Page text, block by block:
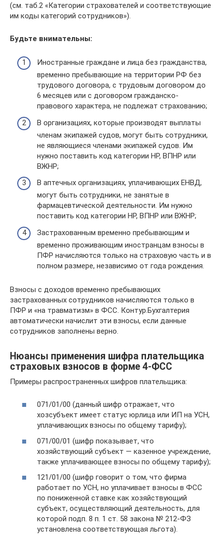
(см. таб.2 «Категории страхователей и соответствующие
им коды категорий сотрудников»).
Будьте внимательны:
Иностранные граждане и лица без гражданства,
временно пребывающие на территории РФ без
трудового договора, с трудовым договором до
6 месяцев или с договором гражданско-
правового характера, не подлежат страхованию;
В организациях, которые производят выплаты
членам экипажей судов, могут быть сотрудники,
не являющиеся членами экипажей судов. Им
нужно поставить код категории НР, ВПНР или
ВЖНР;
В аптечных организациях, уплачивающих ЕНВД,
могут быть сотрудники, не занятые в
фармацевтической деятельности. Им нужно
поставить код категории НР, ВПНР или ВЖНР;
Застрахованным временно пребывающим и
временно проживающим иностранцам взносы в
ПФР начисляются только на страховую часть и в
полном размере, независимо от года рождения.
Взносы с доходов временно пребывающих
застрахованных сотрудников начисляются только в
ПФР и «на травматизм» в ФСС. Контур.Бухгалтерия
автоматически начислит эти взносы, если данные
сотрудников заполнены верно.
Нюансы применения шифра плательщика
страховых взносов в форме 4-ФСС
Примеры распространенных шифров плательщика:
071/01/00 (данный шифр отражает, что
хозсубъект имеет статус юрлица или ИП на УСН,
уплачивающих взносы по общему тарифу);
071/00/01 (шифр показывает, что
хозяйствующий субъект — казенное учреждение,
также уплачивающее взносы по общему тарифу);
121/01/00 (шифр говорит о том, что фирма
работает по УСН, но уплачивает взносы в ФСС
по пониженной ставке как хозяйствующий
субъект, осуществляющий деятельность, для
которой подп. 8 п. 1 ст. 58 закона № 212-ФЗ
установлена соответствующая льгота).